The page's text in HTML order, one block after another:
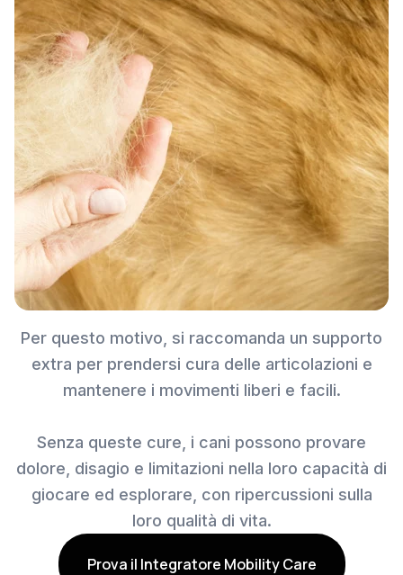
Per questo motivo, si raccomanda un supporto
extra per prendersi cura delle articolazioni e
mantenere i movimenti liberi e facili.
Senza queste cure, i cani possono provare
dolore, disagio e limitazioni nella loro capacità di
giocare ed esplorare, con ripercussioni sulla
loro qualità di vita.
Prova il Integratore Mobility Care